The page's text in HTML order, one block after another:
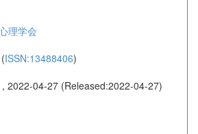
理学会
(ISSN:13488406)
2022-04-27 (Released:2022-04-27)